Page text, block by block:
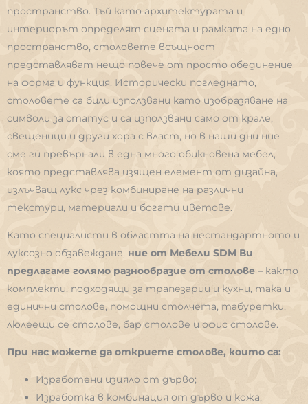
пространство. Тъй като архитектурата и
интериорът определят сцената и рамката на едно
пространство, столовете всъщност
представляват нещо повече от просто обединение
на форма и функция. Исторически погледнато,
столовете са били използвани като изобразяване на
символи за статус и са използвани само от крале,
свещеници и други хора с власт, но в наши дни ние
сме ги превърнали в една много обикновена мебел,
която представлява изящен елемент от дизайна,
излъчващ лукс чрез комбиниране на различни
текстури, материали и богати цветове.
Като специалисти в областта на нестандартното и
луксозно обзавеждане, ние от Мебели SDM Ви
предлагаме голямо разнообразие от столове – както
комплекти, подходящи за трапезарии и кухни, така и
единични столове, помощни столчета, табуретки,
люлеещи се столове, бар столове и офис столове.
При нас можете да откриете столове, които са:
Изработени изцяло от дърво;
Изработка в комбинация от дърво и кожа;